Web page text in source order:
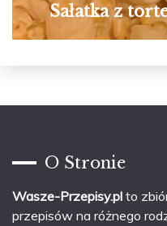
Sałatka z
O Stronie
Wasze-Przepisy.pl to
przepisów na różnego